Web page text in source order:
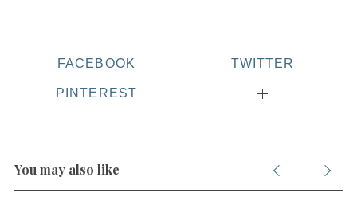
FACEBOOK TWITTER
PINTEREST
You may also like